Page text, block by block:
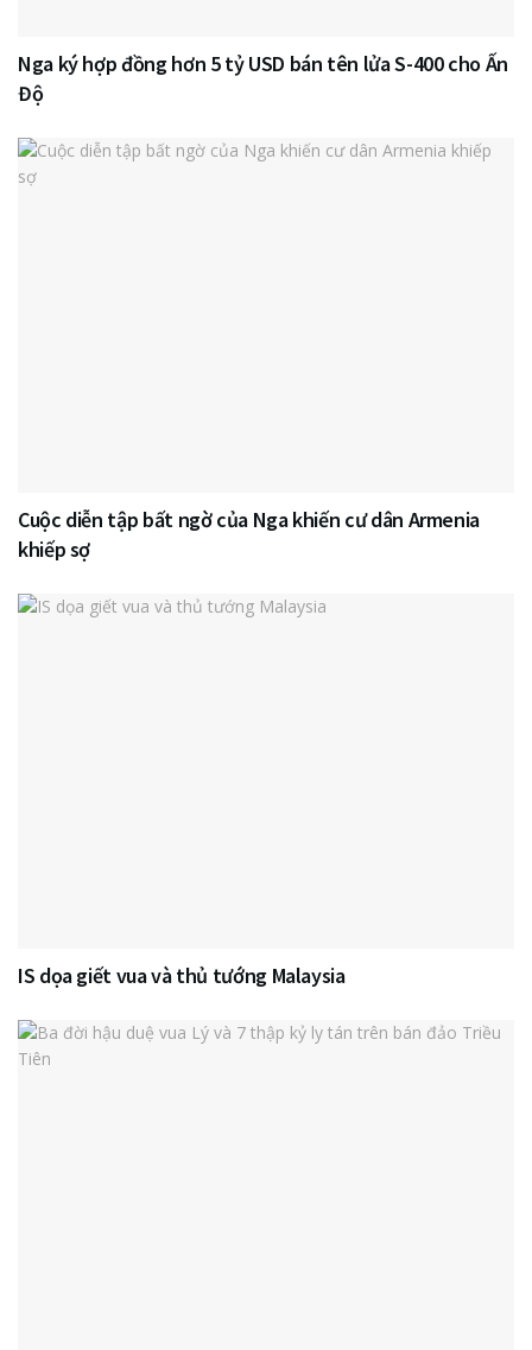
Nga ký hợp đồng hơn 5 tỷ USD bán tên lửa S-400 cho Ấn
Độ
Cuộc diễn tập bất ngờ của Nga khiến cư dân Armenia
khiếp sợ
IS dọa giết vua và thủ tướng Malaysia